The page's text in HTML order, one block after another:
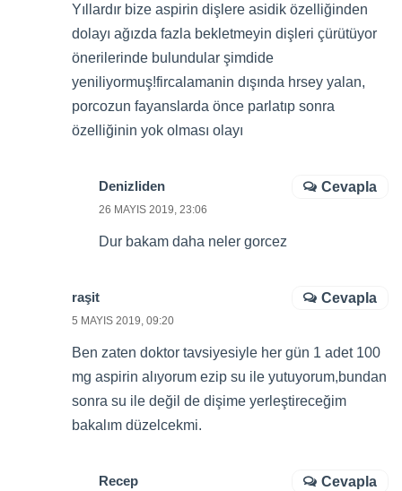
Yıllardır bize aspirin dişlere asidik özelliğinden
dolayı ağızda fazla bekletmeyin dişleri çürütüyor
önerilerinde bulundular şimdide
yeniliyormuş!fircalamanin dışında hrsey yalan,
porcozun fayanslarda önce parlatıp sonra
özelliğinin yok olması olayı
Denizliden
26 MAYIS 2019, 23:06
Dur bakam daha neler gorcez
Cevapla
raşit
5 MAYIS 2019, 09:20
Ben zaten doktor tavsiyesiyle her gün 1 adet 100
mg aspirin alıyorum ezip su ile yutuyorum,bundan
sonra su ile değil de dişime yerleştireceğim
bakalım düzelcekmi.
Cevapla
Recep Cevapla